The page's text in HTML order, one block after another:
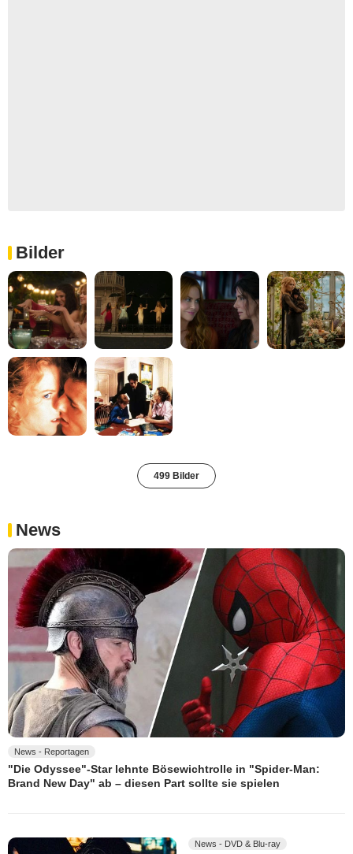
Bilder
499 Bilder
News
News - Reportagen
"Die Odyssee"-Star lehnte Bösewichtrolle in "Spider-Man:
Brand New Day" ab – diesen Part sollte sie spielen
News - DVD & Blu-ray